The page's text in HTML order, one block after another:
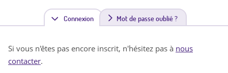
Connexion(
n
Mot de passe oublié ?
Si vous n'êtes pas encore inscrit, n'hésitez pas à nous
contacter.